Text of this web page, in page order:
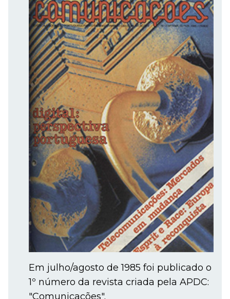
Em julho/agosto de 1985 foi publicado o
1º número da revista criada pela APDC:
"Comunicações".